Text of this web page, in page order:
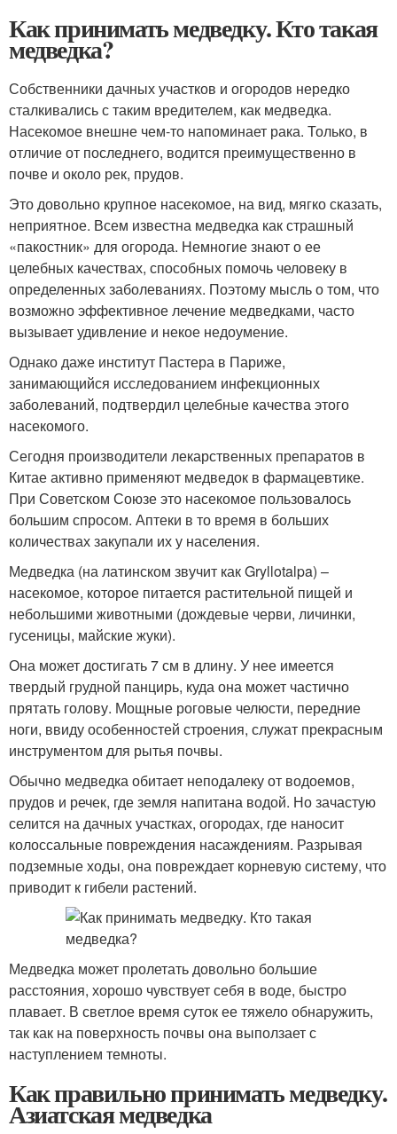
Как принимать медведку. Кто такая
медведка?
Собственники дачных участков и огородов нередко
сталкивались с таким вредителем, как медведка.
Насекомое внешне чем-то напоминает рака. Только, в
отличие от последнего, водится преимущественно в
почве и около рек, прудов.
Это довольно крупное насекомое, на вид, мягко сказать,
неприятное. Всем известна медведка как страшный
«пакостник» для огорода. Немногие знают о ее
целебных качествах, способных помочь человеку в
определенных заболеваниях. Поэтому мысль о том, что
возможно эффективное лечение медведками, часто
вызывает удивление и некое недоумение.
Однако даже институт Пастера в Париже,
занимающийся исследованием инфекционных
заболеваний, подтвердил целебные качества этого
насекомого.
Сегодня производители лекарственных препаратов в
Китае активно применяют медведок в фармацевтике.
При Советском Союзе это насекомое пользовалось
большим спросом. Аптеки в то время в больших
количествах закупали их у населения.
Медведка (на латинском звучит как Gryllotalpa) –
насекомое, которое питается растительной пищей и
небольшими животными (дождевые черви, личинки,
гусеницы, майские жуки).
Она может достигать 7 см в длину. У нее имеется
твердый грудной панцирь, куда она может частично
прятать голову. Мощные роговые челюсти, передние
ноги, ввиду особенностей строения, служат прекрасным
инструментом для рытья почвы.
Обычно медведка обитает неподалеку от водоемов,
прудов и речек, где земля напитана водой. Но зачастую
селится на дачных участках, огородах, где наносит
колоссальные повреждения насаждениям. Разрывая
подземные ходы, она повреждает корневую систему, что
приводит к гибели растений.
Медведка может пролетать довольно большие
расстояния, хорошо чувствует себя в воде, быстро
плавает. В светлое время суток ее тяжело обнаружить,
так как на поверхность почвы она выползает с
наступлением темноты.
Как правильно принимать медведку.
Азиатская медведка